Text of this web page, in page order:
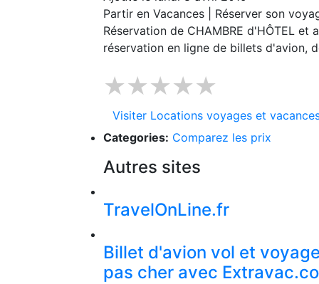
Partir en Vacances | Réserver son
Réservation de CHAMBRE d'HÔTEL
réservation en ligne de billets d'avion,
★★★★★
Visiter Locations voyages et
Categories: Comparez les prix
Autres sites
TravelOnLine.fr
Billet d'avion vol et
pas cher avec